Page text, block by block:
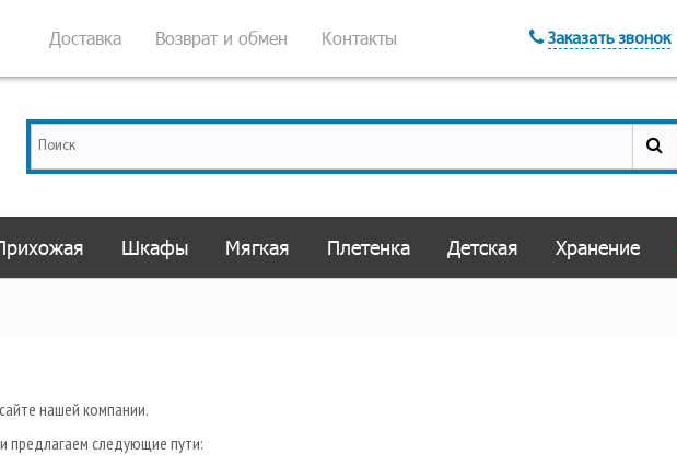
Доставка Возврат и обмен Контакты Заказать звонок
Шкафы Мягкая Плетенка Детская Хранение
нашей компании.
предлагаем следующие пути: